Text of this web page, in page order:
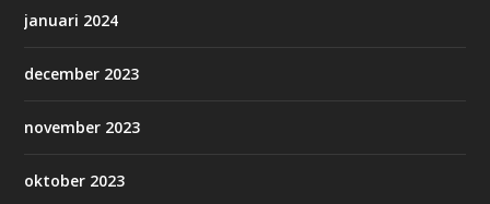
januari 2024
december 2023
november 2023
oktober 2023